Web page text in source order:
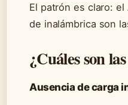
El patrón es claro:
de inalámbrica son
¿Cuáles son
Ausencia de carga